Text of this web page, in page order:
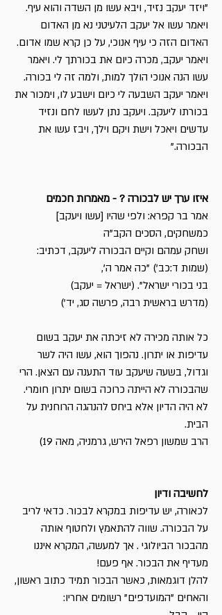
"ויזד יעקב נזיד, ויבא עשו מן השדה והוא עיף.
ויאמר עשו אל יעקב הלעיטני נא מן האדום
האדום הזה כי עיף אנוכי, על כן קרא שמו אדום.
ויאמר יעקב, מכרה כיום את בכורתך לי. ויאמר
עשו הנה אנוכי הולך למות, ולמה זה לי בכורה.
ויאמר יעקב השבעה לי כיום וישבע לו, וימכור את
בכורתו ליעקב. ויעקב נתן לעשו לחם ונזיד
עדשים ויאכל וישת ויקם וילך, ויבז עשו את
הבכורה."
איזו ערך יש לבכורה ? - מאמרות חכמים
אמר בר קפרא: ולפי שהיו [עשו ויעקב]
כמשחקים, הסכים הקב"ה
ושחק עמהם וקיים הבכורה ליעקב, דכתיב:
(שמות ד:כב') "כה אמר ה',
בני בכורי ישראל". (ישראל = יעקב)
(מדרש בראשית רבה, פרשה סג, יד')
כל אותה מכירה לא זיכתה את יעקב בשום
עדיפות או יתרון. נהפוך הוא, עשו היה לשר
וגדול, בשעה שיעקב עוד התענה עם הצאן. הרי
שהבכורה לא הייתה כרוכה בשום יתרון חומרי.
לא היה הדיון אלא ביחס להנהגה הרוחנית על
הבית.
הרב שמשון רפאל הירש, גרמניה, מאה 19)
לחשיבה ודיון
לכאורה, יש עדיפות במקרא לבכור. כדאי לריב
על הבכורה. שווה להתאמץ ולחטוף אותה
מהבכור הביולוגי . אך למעשה, המקרא איננו
מעדיף את הבכור. אף פעם!
להלן דוגמאות, כאשר הבכור תמיד כתוב ראשון,
והאחים "המועדפים" רשומים אחריו: